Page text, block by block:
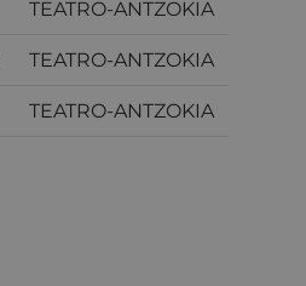
TEATRO-ANTZOKIA
TEATRO-ANTZOKIA
TEATRO-ANTZOKIA